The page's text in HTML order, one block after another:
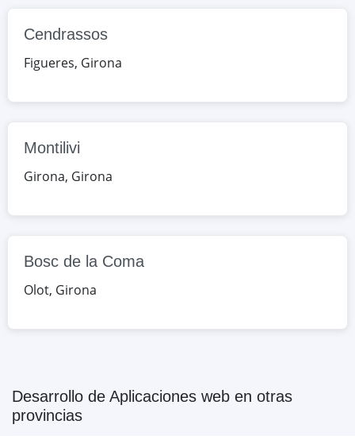
Cendrassos
Figueres, Girona
Montilivi
Girona, Girona
Bosc de la Coma
Olot, Girona
Desarrollo de Aplicaciones web en otras
provincias